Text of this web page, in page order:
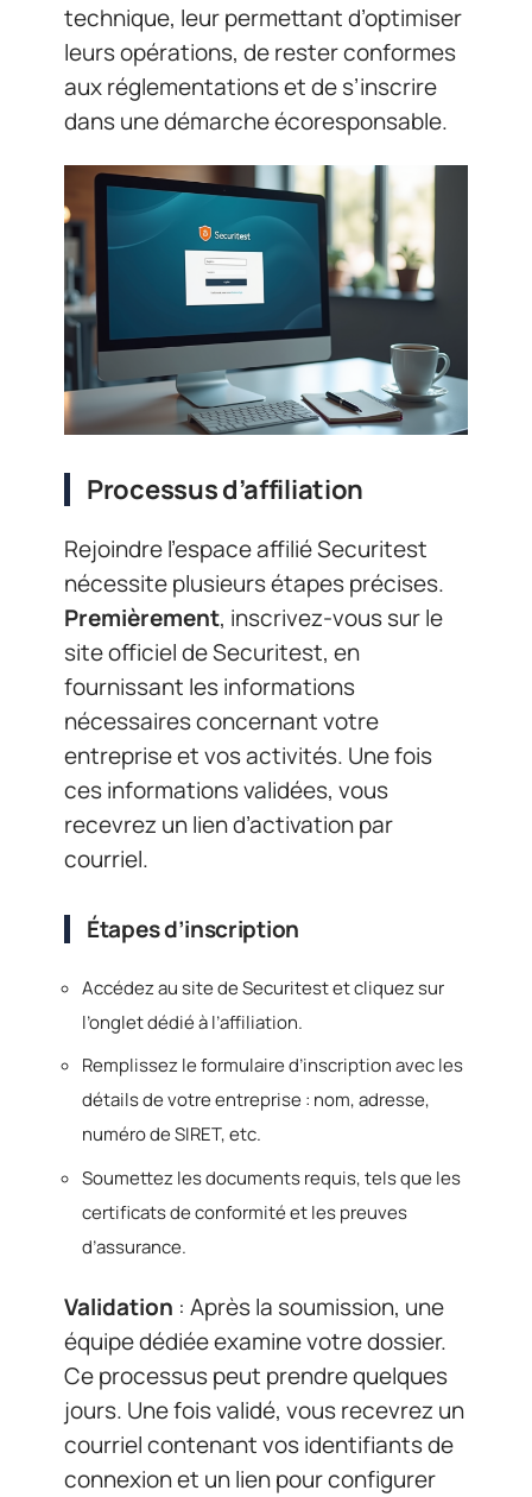
technique, leur permettant d’optimiser
leurs opérations, de rester conformes
aux réglementations et de s’inscrire
dans une démarche écoresponsable.
Processus d’affiliation
Rejoindre l’espace affilié Securitest
nécessite plusieurs étapes précises.
Premièrement, inscrivez-vous sur le
site officiel de Securitest, en
fournissant les informations
nécessaires concernant votre
entreprise et vos activités. Une fois
ces informations validées, vous
recevrez un lien d’activation par
courriel.
Étapes d’inscription
Accédez au site de Securitest et cliquez sur
l’onglet dédié à l’affiliation.
Remplissez le formulaire d’inscription avec les
détails de votre entreprise : nom, adresse,
numéro de SIRET, etc.
Soumettez les documents requis, tels que les
certificats de conformité et les preuves
d’assurance.
Validation : Après la soumission, une
équipe dédiée examine votre dossier.
Ce processus peut prendre quelques
jours. Une fois validé, vous recevrez un
courriel contenant vos identifiants de
connexion et un lien pour configurer